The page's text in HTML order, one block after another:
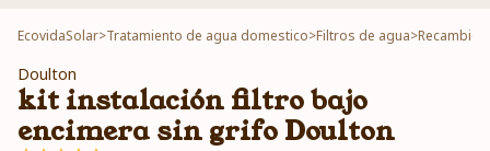
EcovidaSolar>Tratamiento de agua domestico>Filtros de agua>
Doulton
kit instalación filtro bajo
encimera sin grifo Doulton